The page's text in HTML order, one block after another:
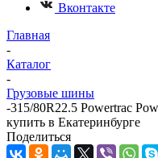
Вконтакте
Главная
-
Каталог
-
Грузовые шины
-315/80R22.5 Powertrac
купить в Екатеринбурге
Поделиться